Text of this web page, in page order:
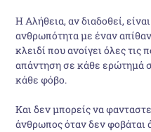
Η Αλήθεια, αν διαδοθεί,
ανθρωπότητα με έναν
κλειδί που ανοίγει όλες τις
απάντηση σε κάθε ερώτημά
κάθε φόβο.
Και δεν μπορείς να
άνθρωπος όταν δεν φοβάται